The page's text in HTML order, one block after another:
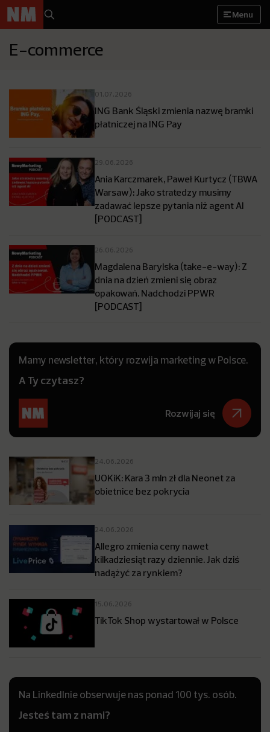
Menu
E-commerce
01.07.2026
ING Bank Śląski zmienia nazwę bramki
płatniczej na ING Pay
29.06.2026
Ania Karczmarek, Paweł Kurtycz (TBWA
Warsaw): Jako stratedzy musimy
zadawać lepsze pytania niż agent AI
[PODCAST]
26.06.2026
Magdalena Barylska (take-e-way): Z
dnia na dzień zmieni się obraz
opakowań. Nadchodzi PPWR
[PODCAST]
Mamy newsletter, który rozwija marketing w Polsce.
A Ty czytasz?
Rozwijaj się
24.06.2026
UOKiK: Kara 3 mln zł dla Neonet za
obietnice bez pokrycia
24.06.2026
Allegro zmienia ceny nawet
kilkadziesiąt razy dziennie. Jak dziś
nadążyć za rynkiem?
15.06.2026
TikTok Shop wystartował w Polsce
Na LinkedInie obserwuje nas ponad 100 tys. osób.
Jesteś tam z nami?